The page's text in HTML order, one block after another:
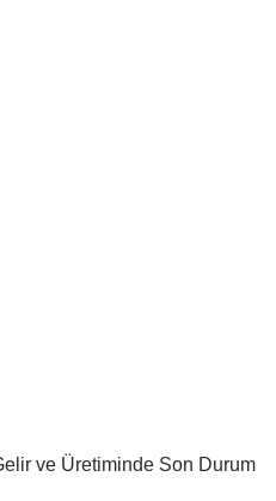
ve Üretiminde Son Durum